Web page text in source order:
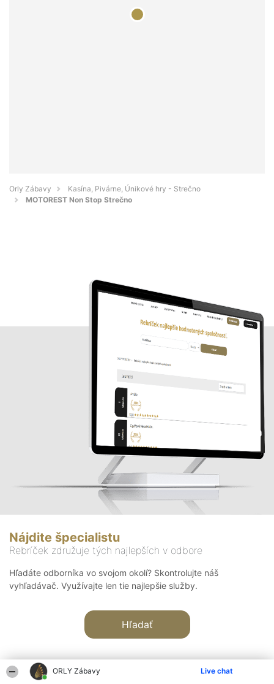
ORLY Zábavy Live chat
Orly Zábavy
Kasína, Pivárne, Únikové hry - Strečno
MOTOREST Non Stop Strečno
Nájdite špecialistu
Rebríček združuje tých najlepších v odbore
Hľadáte odborníka vo svojom okolí? Skontrolujte náš
vyhľadávač. Využívajte len tie najlepšie služby.
Hľadať